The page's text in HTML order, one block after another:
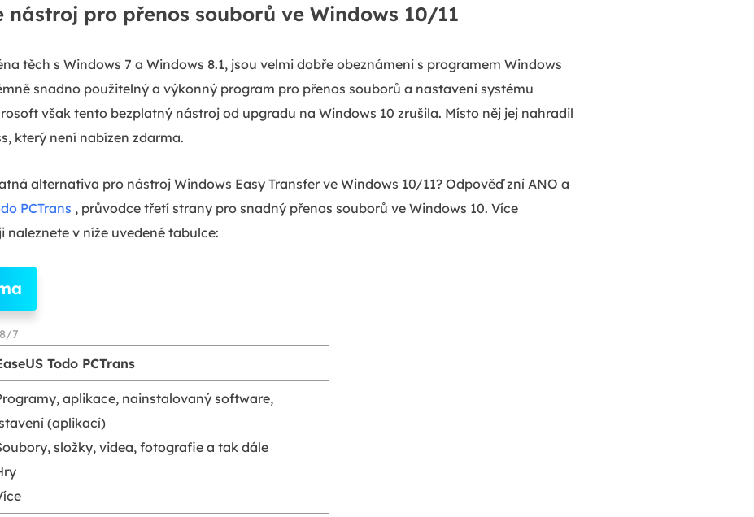
nástroj pro přenos souborů ve Windows 10/11
těch s Windows 7 a Windows 8.1, jsou velmi dobře obeznámeni s programem Windows
snadno použitelný a výkonný program pro přenos souborů a nastavení systému
však tento bezplatný nástroj od upgradu na Windows 10 zrušila. Místo něj jej nahradil
který není nabízen zdarma.
alternativa pro nástroj Windows Easy Transfer ve Windows 10/11? Odpověď zní ANO a
PCTrans , průvodce třetí strany pro snadný přenos souborů ve Windows 10. Více
v níže uvedené tabulce:
7
Todo PCTrans
aplikace, nainstalovaný software,
(aplikací)
složky, videa, fotografie a tak dále